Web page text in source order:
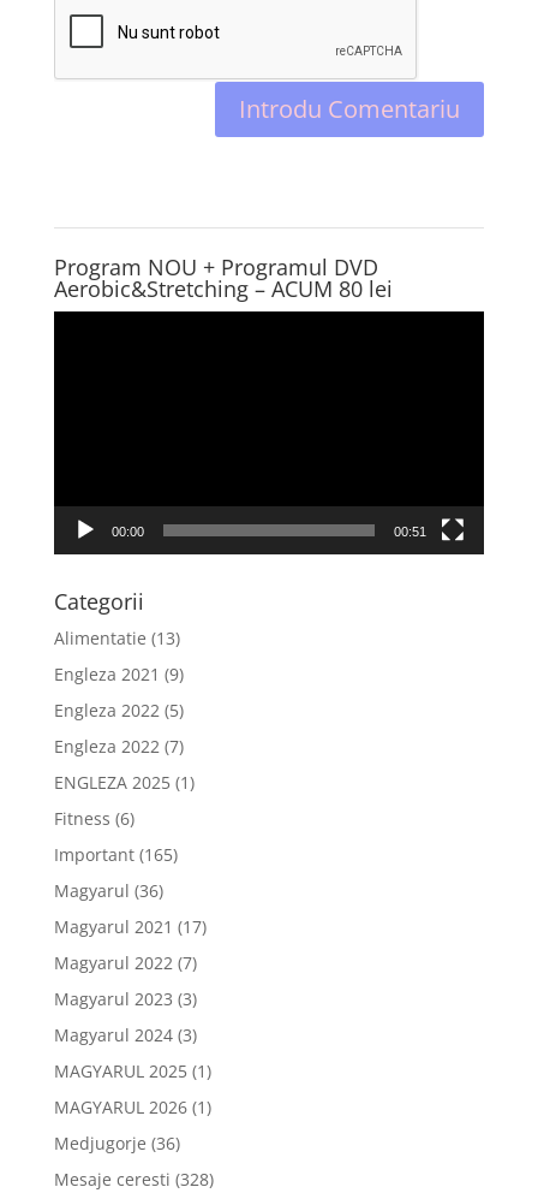
Program NOU + Programul DVD
Aerobic&Stretching – ACUM 80 lei
00:00 00:51
Categorii
Alimentatie (13)
Engleza 2021 (9)
Engleza 2022(5)
Engleza 2022(7)
ENGLEZA 2025(1)
Fitness (6)
Important(165)
Magyarul (36)
Magyarul 2021 (17)
Magyarul 2022(7)
Magyarul 2023 (3)
Magyarul 2024(3)
MAGYARUL 2025(1)
MAGYARUL 2026(1)
Medjugorje (36)
Mesaje ceresti (328)